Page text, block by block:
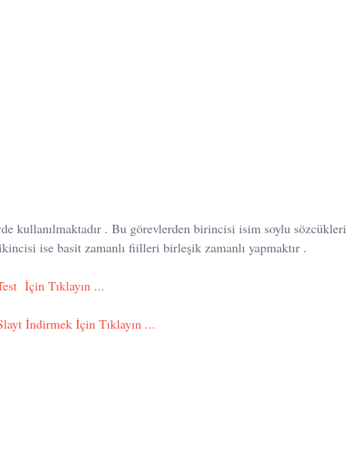
kullanılmaktadır . Bu görevlerden birincisi isim soylu sözcükleri
ise basit zamanlı fiilleri birleşik zamanlı yapmaktır .
İçin Tıklayın ...
İndirmek İçin Tıklayın ...